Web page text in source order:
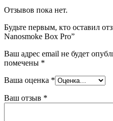
Отзывов пока нет.
Будьте первым, кто оставил
Nanosmoke Box Pro”
Ваш адрес email не будет
помечены *
Ваша оценка *
Ваш отзыв *